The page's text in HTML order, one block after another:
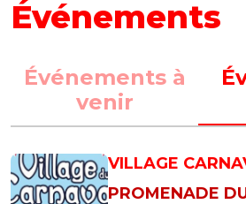
Événements
Événements à
venir
VILLAGE
PROMENADE